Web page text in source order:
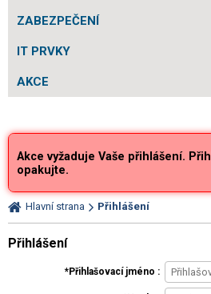
ZABEZPEČENÍ
IT PRVKY
AKCE
Akce vyžaduje Vaše přihlášení.
opakujte.
Hlavní strana Přihlášení
Přihlášení
Přihlašovací jméno